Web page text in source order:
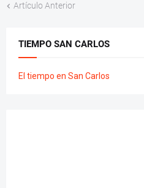
Artículo Anterior
TIEMPO SAN CARLOS
El tiempo en San Carlos